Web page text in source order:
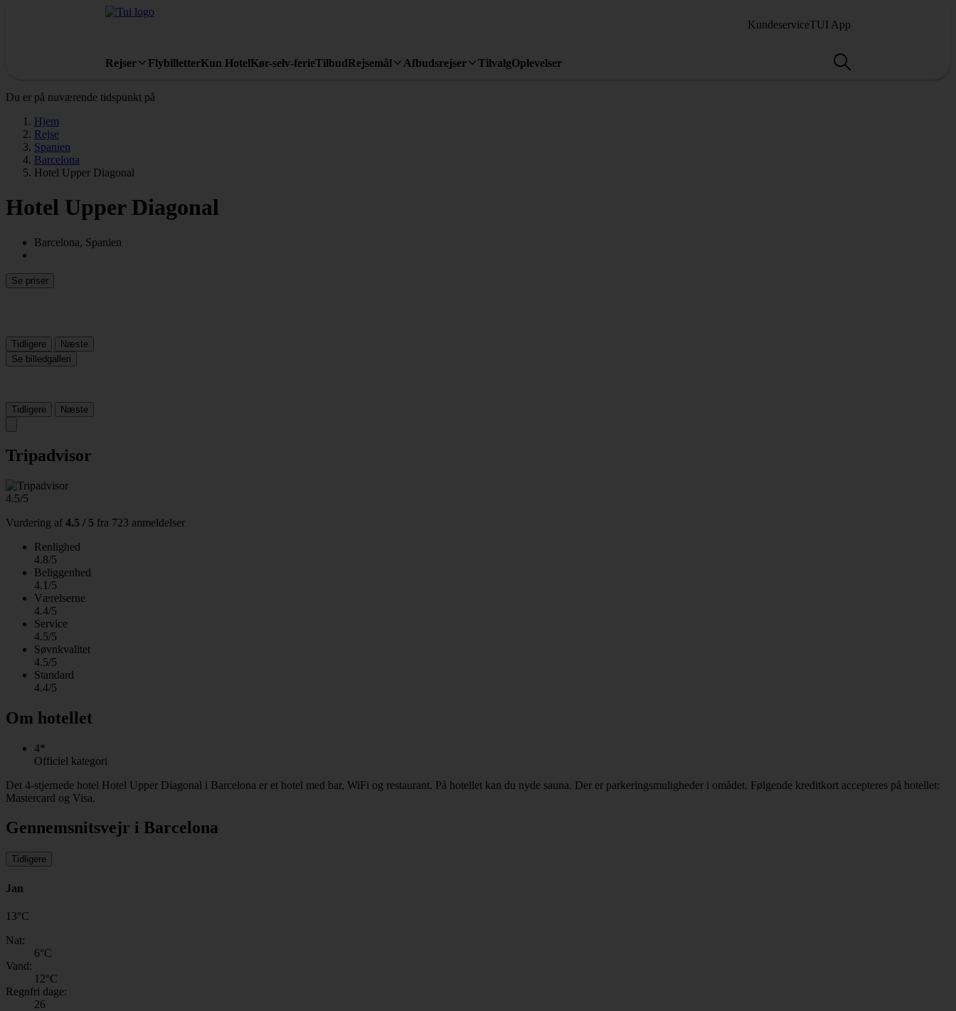
KundeserviceTUI App
Rejser FlybilletterKun HotelKør-selv-ferieTilbudRejsemål Afbudsrejser TilvalgOplevelser
Du er på nuværende tidspunkt på
Hjem
Rejse
Spanien
Barcelona
Hotel Upper Diagonal
Hotel Upper Diagonal
Barcelona, Spanien
Se priser
Tidligere
Næste
Se billedgalleri
Tidligere Næste
Tripadvisor
4.5/5
Vurdering af 4.5 / 5 fra 723 anmeldelser
Renlighed
4.8/5
Beliggenhed
4.1/5
Værelserne
4.4/5
Service
4.5/5
Søvnkvalitet
4.5/5
Standard
4.4/5
Om hotellet
4*
Officiel kategori
Det 4-stjernede hotel Hotel Upper Diagonal i Barcelona er et hotel med bar, WiFi og restaurant. På hotellet kan du nyde sauna. Der er parkeringsmuligheder i omådet. Følgende kreditkort accepteres på hotellet:
Mastercard og Visa.
Gennemsnitsvejr i Barcelona
Tidligere
Jan
13°C
Nat:
6°C
Vand:
12°C
Regnfri dage:
26